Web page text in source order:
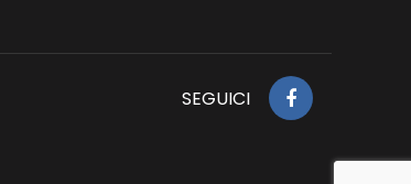
SEGUICI